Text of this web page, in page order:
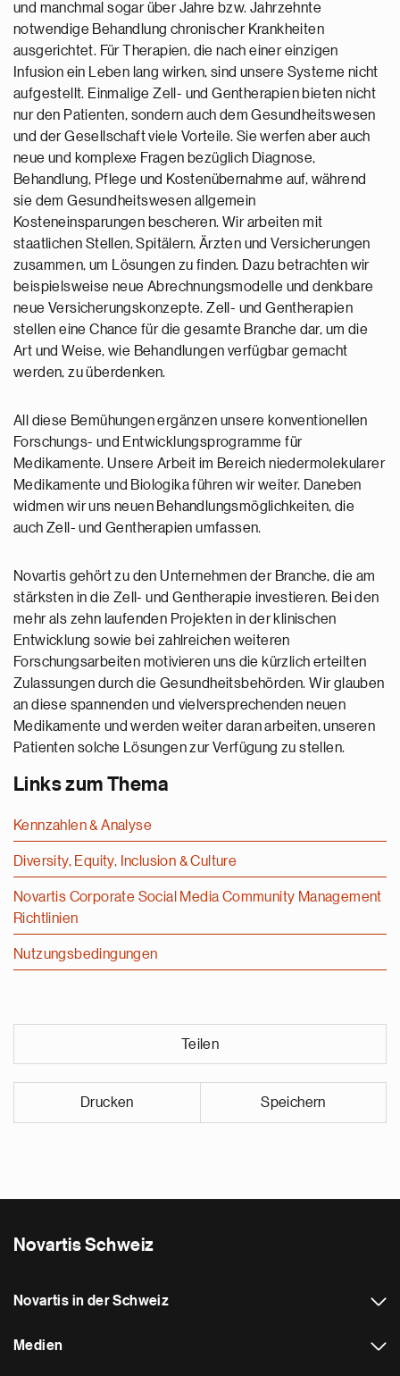
und manchmal sogar über Jahre bzw. Jahrzehnte
notwendige Behandlung chronischer Krankheiten
ausgerichtet. Für Therapien, die nach einer einzigen
Infusion ein Leben lang wirken, sind unsere Systeme nicht
aufgestellt. Einmalige Zell- und Gentherapien bieten nicht
nur den Patienten, sondern auch dem Gesundheitswesen
und der Gesellschaft viele Vorteile. Sie werfen aber auch
neue und komplexe Fragen bezüglich Diagnose,
Behandlung, Pflege und Kostenübernahme auf, während
sie dem Gesundheitswesen allgemein
Kosteneinsparungen bescheren. Wir arbeiten mit
staatlichen Stellen, Spitälern, Ärzten und Versicherungen
zusammen, um Lösungen zu finden. Dazu betrachten wir
beispielsweise neue Abrechnungsmodelle und denkbare
neue Versicherungskonzepte. Zell- und Gentherapien
stellen eine Chance für die gesamte Branche dar, um die
Art und Weise, wie Behandlungen verfügbar gemacht
werden, zu überdenken.
All diese Bemühungen ergänzen unsere konventionellen
Forschungs- und Entwicklungsprogramme für
Medikamente. Unsere Arbeit im Bereich niedermolekularer
Medikamente und Biologika führen wir weiter. Daneben
widmen wir uns neuen Behandlungsmöglichkeiten, die
auch Zell- und Gentherapien umfassen.
Novartis gehört zu den Unternehmen der Branche, die am
stärksten in die Zell- und Gentherapie investieren. Bei den
mehr als zehn laufenden Projekten in der klinischen
Entwicklung sowie bei zahlreichen weiteren
Forschungsarbeiten motivieren uns die kürzlich erteilten
Zulassungen durch die Gesundheitsbehörden. Wir glauben
an diese spannenden und vielversprechenden neuen
Medikamente und werden weiter daran arbeiten, unseren
Patienten solche Lösungen zur Verfügung zu stellen.
Links zum Thema
Kennzahlen & Analyse
Diversity, Equity, Inclusion & Culture
Novartis Corporate Social Media Community Management
Richtlinien
Nutzungsbedingungen
Teilen
Drucken Speichern
Novartis Schweiz
Novartis in der Schweiz
Medien